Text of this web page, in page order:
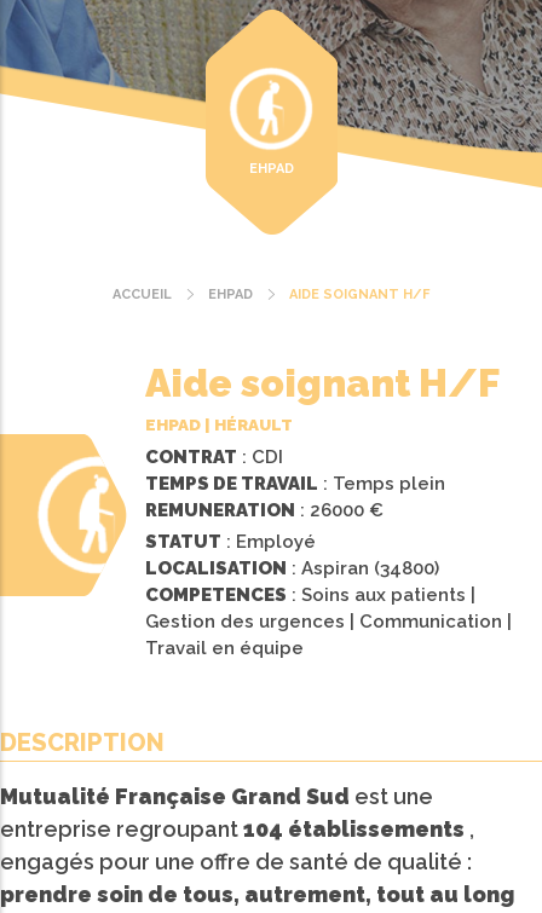
EHPAD
Fil
ACCUEIL EHPAD AIDE SOIGNANT H/F
Aide soignant H/F
EHPAD | HÉRAULT
CONTRAT : CDI
TEMPS DE TRAVAIL : Temps plein
REMUNERATION : 26000 €
STATUT : Employé
LOCALISATION : Aspiran (34800)
COMPETENCES : Soins aux patients |
Gestion des urgences | Communication |
Travail en équipe
DESCRIPTION
Mutualité Française Grand Sud est une
entreprise regroupant104 établissements ,
engagés pour une offre de santé de qualité :
prendre soin de tous, autrement, tout au long